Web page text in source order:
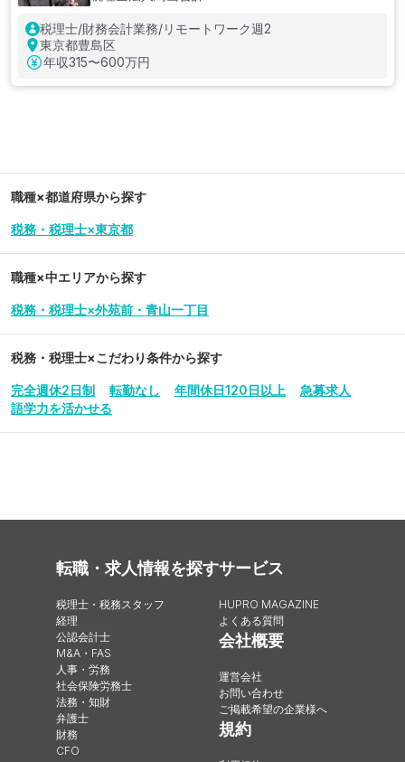
税理士/財務会計業務/リモートワーク週2
東京都豊島区
年収315〜600万円
職種×都道府県から探す
税務・税理士×東京都
職種×中エリアから探す
税務・税理士×外苑前・青山一丁目
税務・税理士×こだわり条件から探す
完全週休2日制 転勤なし 年間休日120日以上
急募求人
語学力を活かせる
転職・求人情報を探す
税理士・税務スタッフ
経理
公認会計士
M&A・FAS
人事・労務
社会保険労務士
法務・知財
弁護士
財務
CFO
サービス
HUPRO MAGAZINE
よくある質問
会社概要
運営会社
お問い合わせ
ご掲載希望の企業様へ
規約